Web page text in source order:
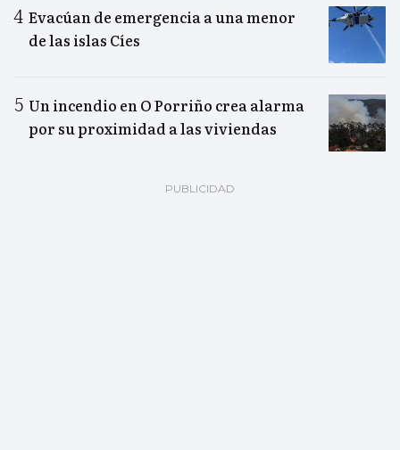
Evacúan de emergencia a una menor
de las islas Cíes
Un incendio en O Porriño crea alarma
por su proximidad a las viviendas